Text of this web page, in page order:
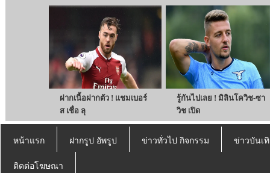
ฝากเนื้อฝากตัว ! แชมเบอร์
ส เชื่อ ลุ
รู้กันไปเลย ! มิลินโควิช-ซา
วิช เปิด
หน้าแรก ฝากรูป อัพรูป ข่าวทั่วไป กิจกรรม ข่าวบันเ
ติดต่อโฆษณา